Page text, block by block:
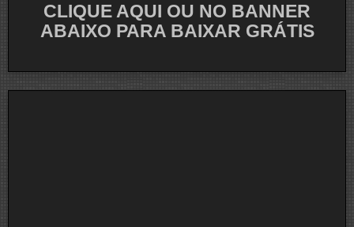
CLIQUE AQUI OU NO BANNER
ABAIXO PARA BAIXAR GRÁTIS